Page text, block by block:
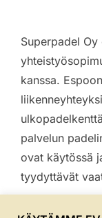
Superpadel
kanssa.
palvelun
ovat käytössä
tyydyttävät